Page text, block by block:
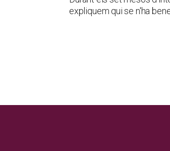
expliquem qui se n'ha